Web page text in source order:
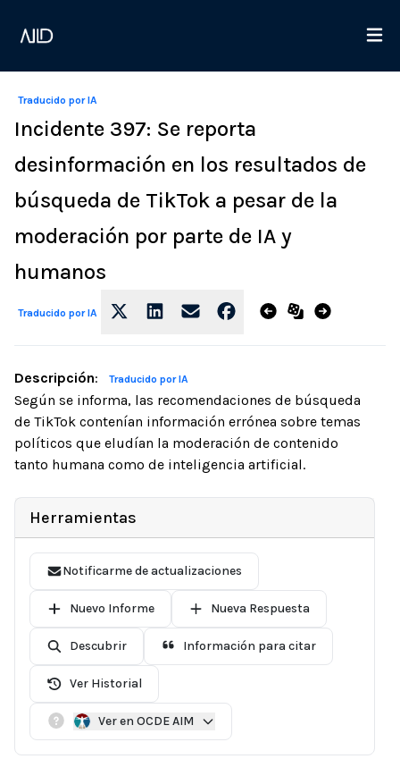
Traducido por IA
Incidente 397: Se reporta
desinformación en los resultados de
búsqueda de TikTok a pesar de la
moderación por parte de IA y
humanos
Traducido por IA
Descripción: Traducido por IA
Según se informa, las recomendaciones de búsqueda
de TikTok contenían información errónea sobre temas
políticos que eludían la moderación de contenido
tanto humana como de inteligencia artificial.
Herramientas
Notificarme de actualizaciones
Nuevo Informe Nueva Respuesta
Descubrir Información para citar
Ver Historial
Ver en OCDE AIM